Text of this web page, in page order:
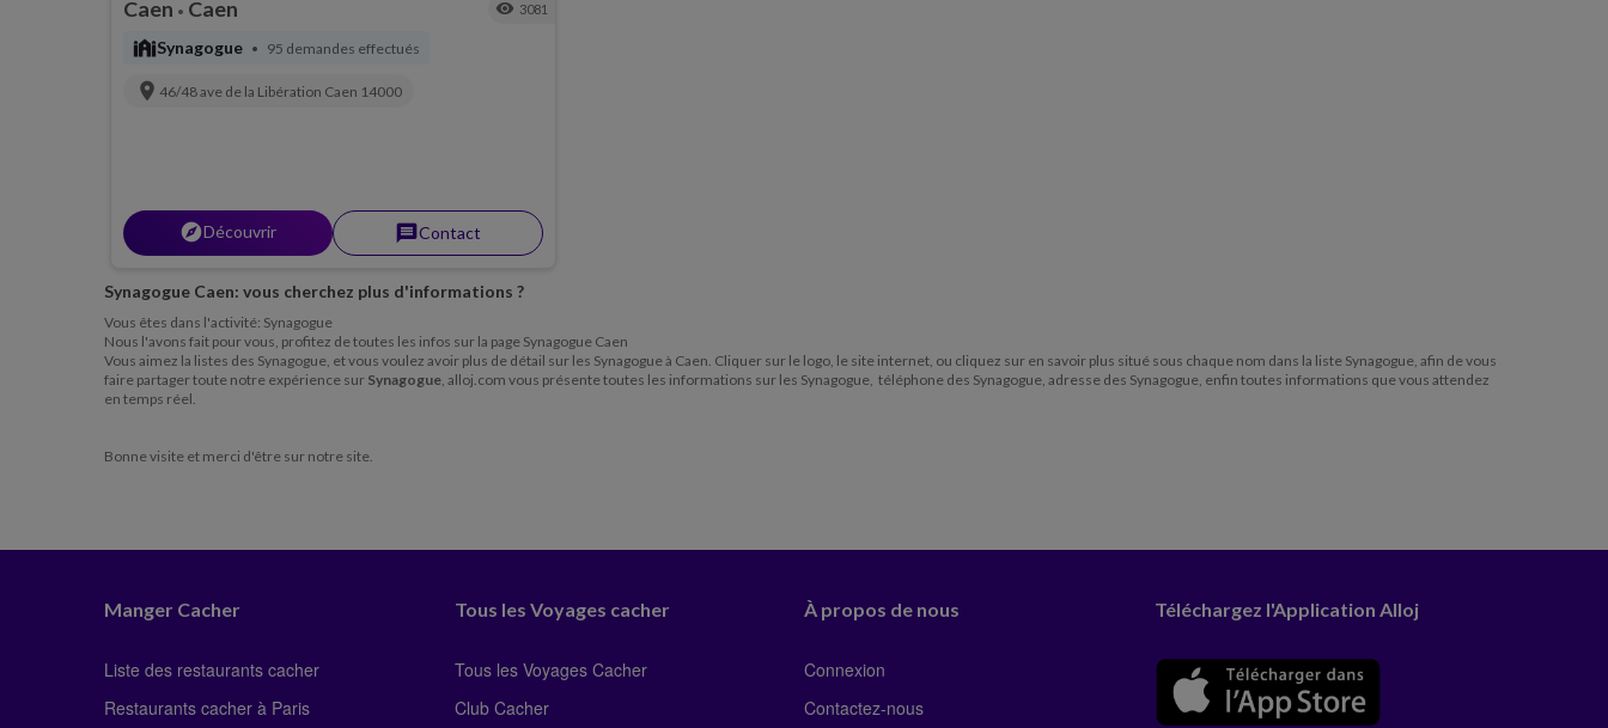
Caen • Caen visibility 3081
synagogueSynagogue • 95 demandes effectués
location_on 46/48 ave de la Libération Caen 14000
explorerDécouvrir messageContact
Synagogue Caen: vous cherchez plus d'informations ?
Vous êtes dans l'activité: Synagogue
Nous l'avons fait pour vous, profitez de toutes les infos sur la page Synagogue Caen
Vous aimez la listes des Synagogue, et vous voulez avoir plus de détail sur les Synagogue à Caen. Cliquer sur le logo, le site internet, ou cliquez sur en savoir plus situé sous chaque nom dans la liste Synagogue, afin de vous
faire partager toute notre expérience sur Synagogue, alloj.com vous présente toutes les informations sur les Synagogue, téléphone des Synagogue, adresse des Synagogue, enfin toutes informations que vous attendez
en temps réel.
Bonne visite et merci d'être sur notre site.
Manger Cacher
Liste des restaurants cacher
Restaurants cacher à Paris
Tous les Voyages cacher
Tous les Voyages Cacher
Club Cacher
À propos de nous
Connexion
Contactez-nous
Téléchargez l'Application Alloj